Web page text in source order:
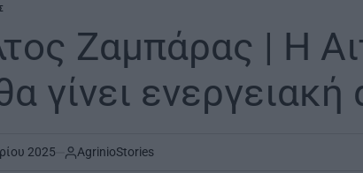
Ζαμπάρας | Η
γίνει ενεργειακή
2025 AgrinioStories